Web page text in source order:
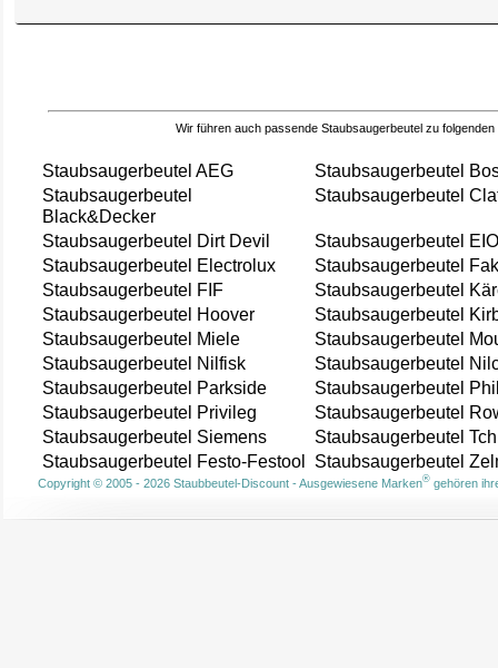
Wir führen auch passende Staubsaugerbeutel zu folgenden
Staubsaugerbeutel AEG
Staubsaugerbeutel
Staubsaugerbeutel
Black&Decker
Staubsaugerbeutel
Staubsaugerbeutel Dirt Devil
Staubsaugerbeutel
Staubsaugerbeutel Electrolux
Staubsaugerbeutel
Staubsaugerbeutel FIF
Staubsaugerbeutel
Staubsaugerbeutel Hoover
Staubsaugerbeutel
Staubsaugerbeutel Miele
Staubsaugerbeutel
Staubsaugerbeutel Nilfisk
Staubsaugerbeutel
Staubsaugerbeutel Parkside
Staubsaugerbeutel
Staubsaugerbeutel Privileg
Staubsaugerbeutel
Staubsaugerbeutel Siemens
Staubsaugerbeutel
Staubsaugerbeutel Festo-Festool
Staubsaugerbeutel
Copyright © 2005 - 2026 Staubbeutel-Discount - Ausgewiesene Marken®gehören